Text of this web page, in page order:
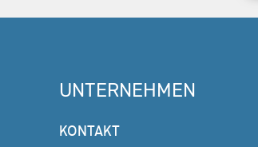
UNTERNEHMEN
KONTAKT